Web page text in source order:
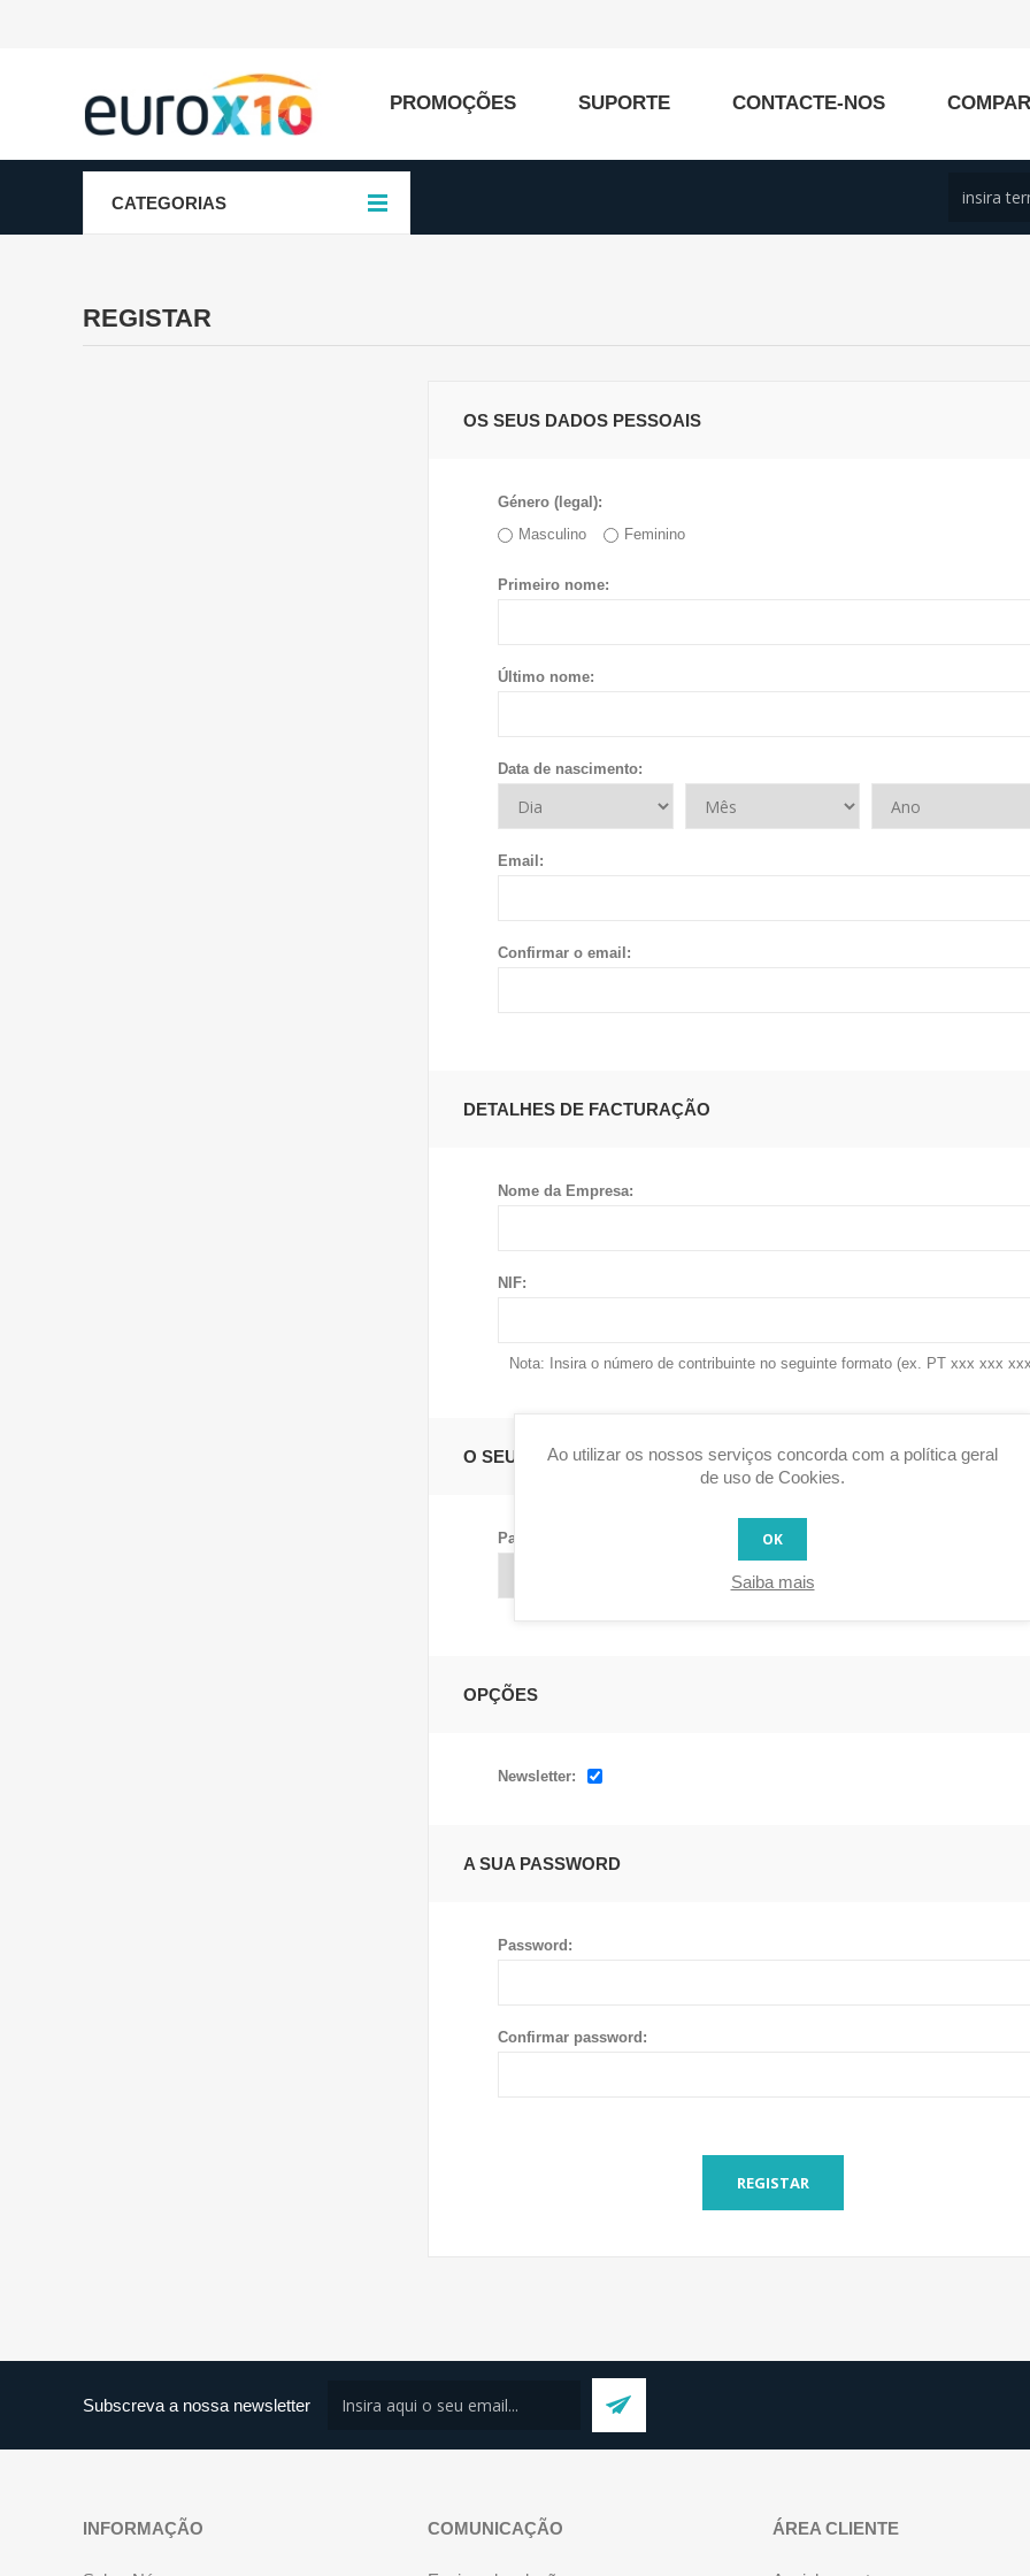
PROMOÇÕES SUPORTE CONTACTE-NOS
CATEGORIAS
REGISTAR
OS SEUS DADOS PESSOAIS
Género (legal):
Masculino
Feminino
Primeiro nome:
Último nome:
Data de nascimento:
Email:
Confirmar o email:
DETALHES DE FACTURAÇÃO
Nome da Empresa:
NIF:
Nota: Insira o número de contribuinte no seguinte formato (ex. PT xxx xxx
O SEU ENDEREÇO
País:
OPÇÕES
Newsletter:
A SUA PASSWORD
Password:
Confirmar password:
REGISTAR
Subscreva a nossa newsletter
INFORMAÇÃO COMUNICAÇÃO ÁREA CLIENTE
Ao utilizar os nossos serviços concorda com a política geral
de uso de Cookies.
OK
Saiba mais